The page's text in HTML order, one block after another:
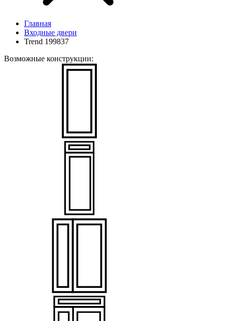
Главная
Входные двери
Trend 199837
Возможные конструкции: